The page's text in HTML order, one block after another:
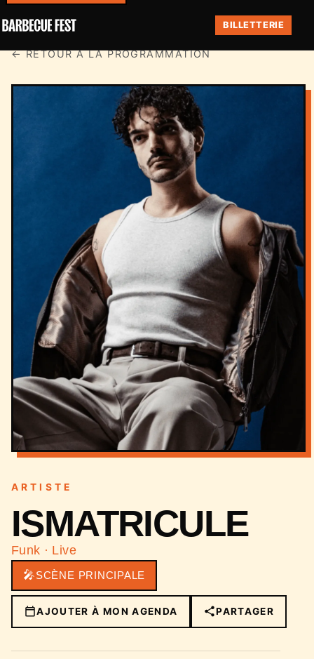
BILLETTERIE
← RETOUR À LA PROGRAMMATION
ARTISTE
ISMATRICULE
Funk · Live
🎤SCÈNE PRINCIPALE
AJOUTER À MON AGENDA PARTAGER